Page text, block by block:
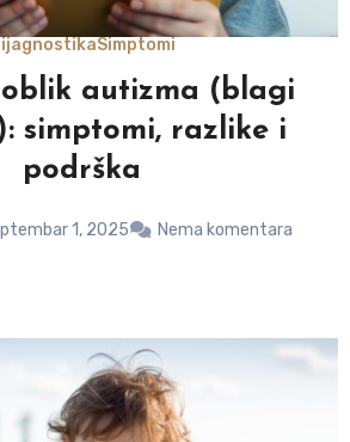
Simptomi
autizma (blagi
simptomi, razlike i
podrška
1, 2025 Nema komentara